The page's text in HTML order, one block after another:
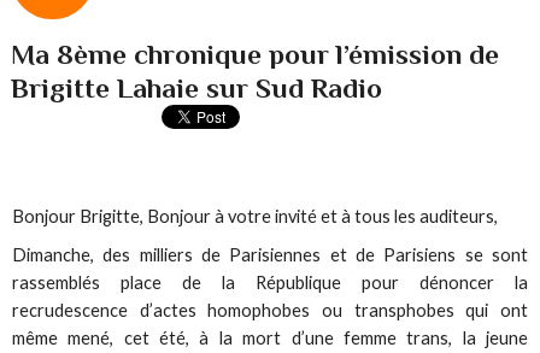
Ma 8ème chronique pour l’émission de
Brigitte Lahaie sur Sud Radio
Bonjour Brigitte, Bonjour à votre invité et à tous les auditeurs,
Dimanche, des milliers de Parisiennes et de Parisiens se sont
rassemblés place de la République pour dénoncer la
recrudescence d’actes homophobes ou transphobes qui ont
même mené, cet été, à la mort d’une femme trans, la jeune